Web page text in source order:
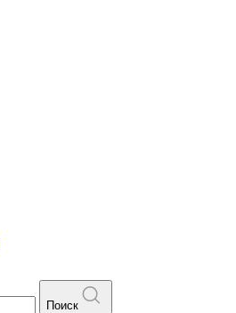
Поиск